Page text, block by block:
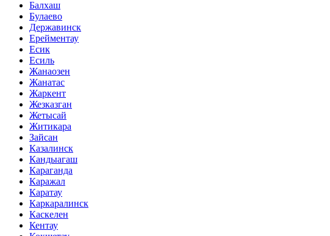
Балхаш
Булаево
Державинск
Ерейментау
Есик
Есиль
Жанаозен
Жанатас
Жаркент
Жезказган
Жетысай
Житикара
Зайсан
Казалинск
Кандыагаш
Караганда
Каражал
Каратау
Каркаралинск
Каскелен
Кентау